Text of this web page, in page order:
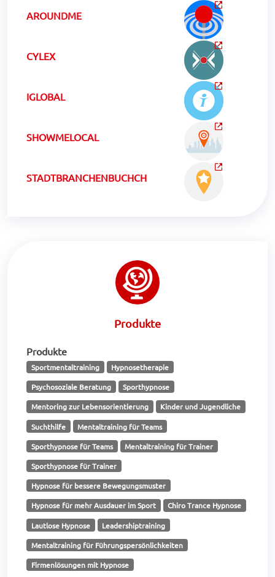
AROUNDME
CYLEX
IGLOBAL
SHOWMELOCAL
STADTBRANCHENBUCHCH
Produkte
Produkte
Sportmentaltraining Hypnosetherapie
Psychosoziale Beratung Sporthypnose
Mentoring zur Lebensorientierung Kinder und Jugendliche
Suchthilfe Mentaltraining für Teams
Sporthypnose für Teams Mentaltraining für Trainer
Sporthypnose für Trainer
Hypnose für bessere Bewegungsmuster
Hypnose für mehr Ausdauer im Sport Chiro Trance Hypnose
Lautlose Hypnose Leadershiptraining
Mentaltraining für Führungspersönlichkeiten
Firmenlösungen mit Hypnose